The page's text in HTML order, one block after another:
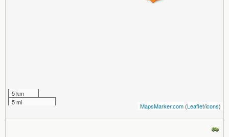
5 km
5 mi
MapsMarker.com (Leaflet/icons)